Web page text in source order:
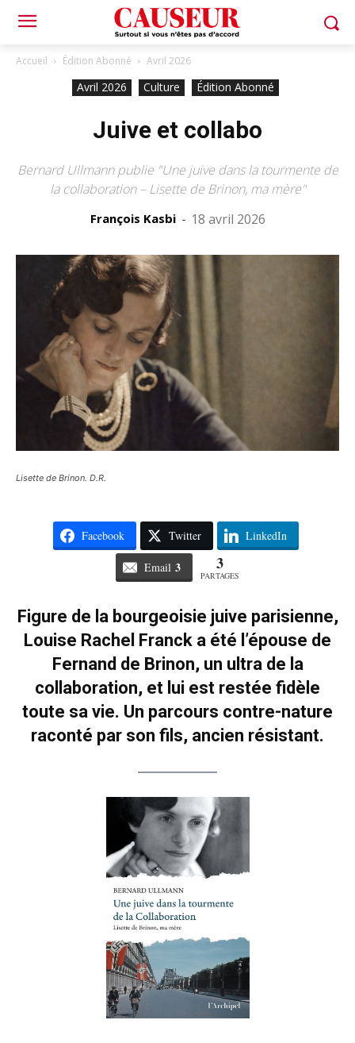
Accueil Édition Abonné Avril 2026
Avril 2026 Culture Édition Abonné
Juive et collabo
Bernard Ullmann publie "Une juive dans la tourmente de
la collaboration – Lisette de Brinon, ma mère"
François Kasbi - 18 avril 2026
Lisette de Brinon. D.R.
Facebook Twitter LinkedIn
Email 3 3
PARTAGES
Figure de la bourgeoisie juive parisienne,
Louise Rachel Franck a été l’épouse de
Fernand de Brinon, un ultra de la
collaboration, et lui est restée fidèle
toute sa vie. Un parcours contre-nature
raconté par son fils, ancien résistant.